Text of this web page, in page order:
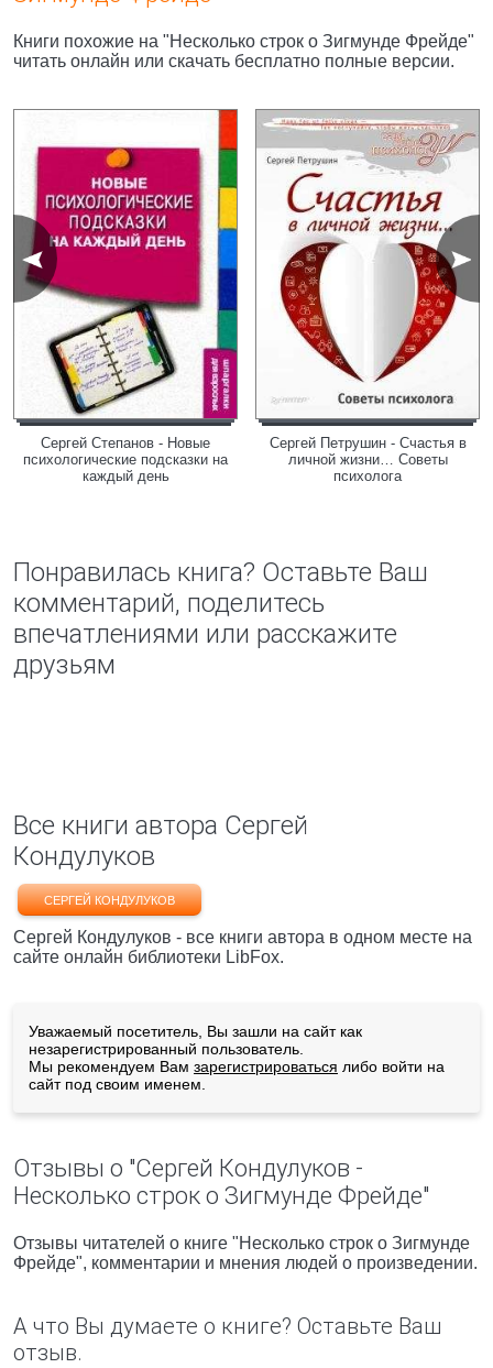
Книги похожие на "Несколько строк о Зигмунде Фрейде"
читать онлайн или скачать бесплатно полные версии.
Сергей Степанов - Новые
психологические подсказки на
каждый день
Сергей Петрушин - Счастья в
личной жизни… Советы
психолога
Понравилась книга? Оставьте Ваш
комментарий, поделитесь
впечатлениями или расскажите
друзьям
Все книги автора Сергей
Кондулуков
СЕРГЕЙ КОНДУЛУКОВ
Сергей Кондулуков - все книги автора в одном месте на
сайте онлайн библиотеки LibFox.
Уважаемый посетитель, Вы зашли на сайт как
незарегистрированный пользователь.
Мы рекомендуем Вам зарегистрироваться либо войти на
сайт под своим именем.
Отзывы о "Сергей Кондулуков -
Несколько строк о Зигмунде Фрейде"
Отзывы читателей о книге "Несколько строк о Зигмунде
Фрейде", комментарии и мнения людей о произведении.
А что Вы думаете о книге? Оставьте Ваш
отзыв.